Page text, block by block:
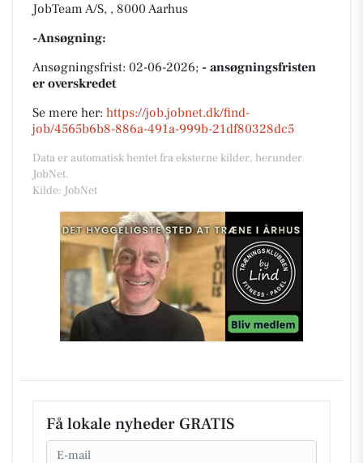
JobTeam A/S, , 8000 Aarhus
-Ansøgning:
Ansøgningsfrist: 02-06-2026; - ansøgningsfristen
er overskredet
Se mere her: https://job.jobnet.dk/find-
job/4565b6b8-886a-491a-999b-21df80328dc5
Data er automatisk hentet fra eksterne kilder, herunder
JobNet.
Kilde: JobNet
Få lokale nyheder GRATIS
Email